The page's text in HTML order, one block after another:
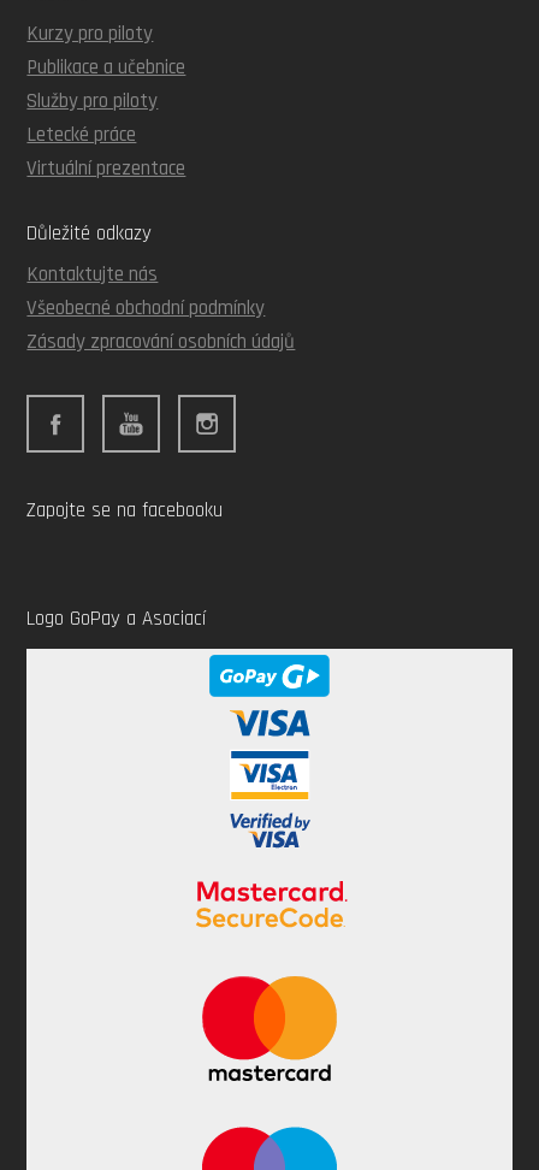
Kurzy pro piloty
Publikace a učebnice
Služby pro piloty
Letecké práce
Virtuální prezentace
Důležité odkazy
Kontaktujte nás
Všeobecné obchodní podmínky
Zásady zpracování osobních údajů
Zapojte se na facebooku
Logo GoPay a Asociací